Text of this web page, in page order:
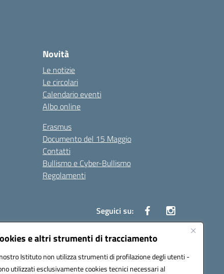
e altri strumenti di tracciamento
Istituto non utilizza strumenti di profilazione degli utenti -
utilizzati esclusivamente cookies tecnici necessari al
Novità
Le notizie
Le circolari
Calendario eventi
Albo online
Erasmus
Documento del 15 Maggio
Contatti
Bullismo e Cyber-Bullismo
Regolamenti
Seguici su: